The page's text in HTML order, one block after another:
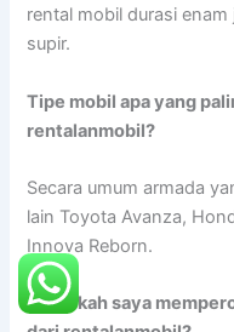
rental mobil durasi
supir.
Tipe mobil apa yang
rentalanmobil?
Secara umum armada
lain Toyota Avanza,
Innova Reborn.
Dapatkah saya